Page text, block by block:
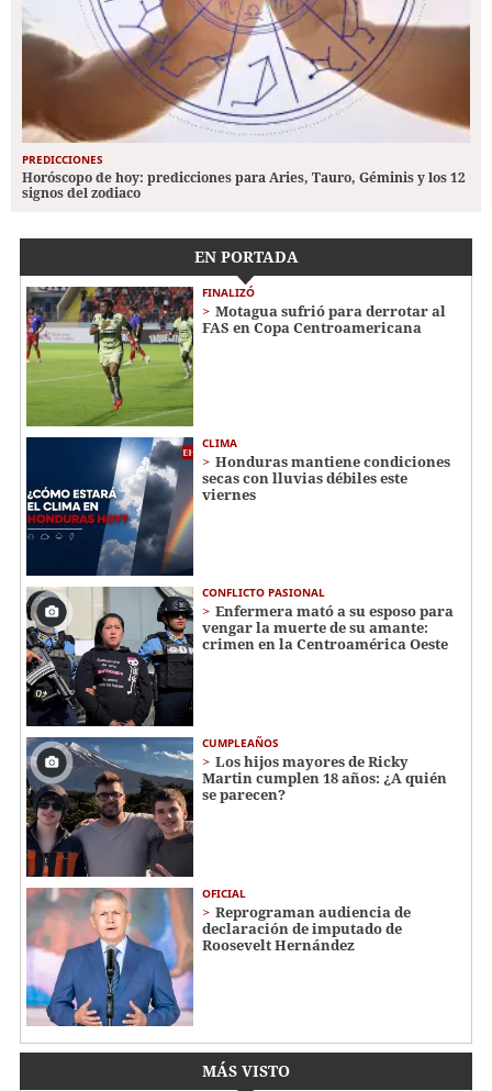
PREDICCIONES
Horóscopo de hoy: predicciones para Aries, Tauro, Géminis y los 12
signos del zodiaco
EN PORTADA
FINALIZÓ
Motagua sufrió para derrotar al
FAS en Copa Centroamericana
CLIMA
Honduras mantiene condiciones
secas con lluvias débiles este
viernes
CONFLICTO PASIONAL
Enfermera mató a su esposo para
vengar la muerte de su amante:
crimen en la Centroamérica Oeste
CUMPLEAÑOS
Los hijos mayores de Ricky
Martin cumplen 18 años: ¿A quién
se parecen?
OFICIAL
Reprograman audiencia de
declaración de imputado de
Roosevelt Hernández
MÁS VISTO